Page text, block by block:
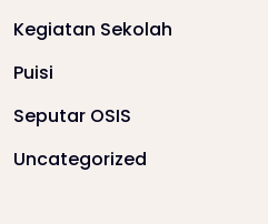
Kegiatan Sekolah
Puisi
Seputar OSIS
Uncategorized